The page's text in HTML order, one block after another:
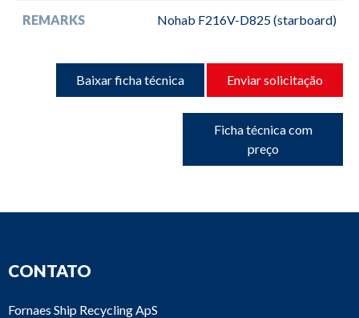
REMARKS Nohab F216V-D825 (starboard)
Baixar ficha técnica Enviar solicitação
Ficha técnica com
preço
CONTATO
Fornaes Ship Recycling ApS